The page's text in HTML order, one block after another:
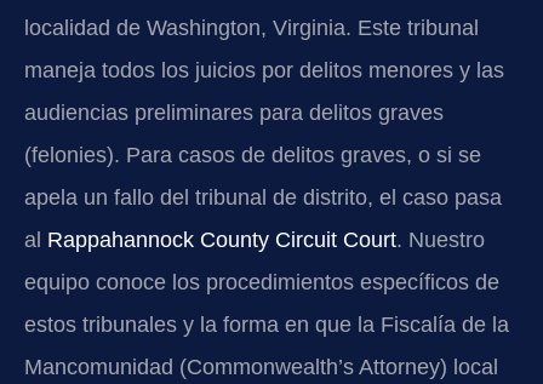
localidad de Washington, Virginia. Este tribunal
maneja todos los juicios por delitos menores y las
audiencias preliminares para delitos graves
(felonies). Para casos de delitos graves, o si se
apela un fallo del tribunal de distrito, el caso pasa
al Rappahannock County Circuit Court. Nuestro
equipo conoce los procedimientos específicos de
estos tribunales y la forma en que la Fiscalía de la
Mancomunidad (Commonwealth’s Attorney) local